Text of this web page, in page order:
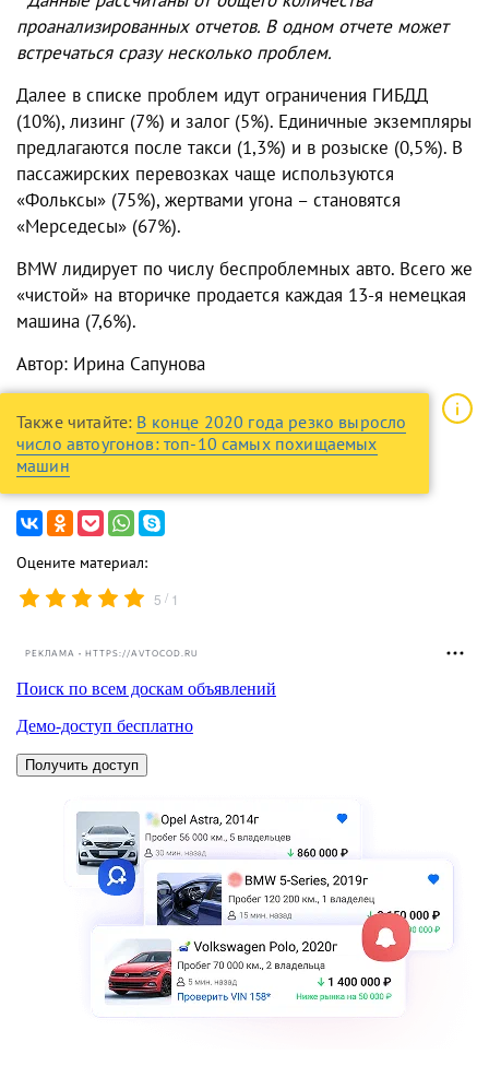
проанализированных отчетов. В одном отчете может
встречаться сразу несколько проблем.
Далее в списке проблем идут ограничения ГИБДД
(10%), лизинг (7%) и залог (5%). Единичные экземпляры
предлагаются после такси (1,3%) и в розыске (0,5%). В
пассажирских перевозках чаще используются
«Фольксы» (75%), жертвами угона – становятся
«Мерседесы» (67%).
BMW лидирует по числу беспроблемных авто. Всего же
«чистой» на вторичке продается каждая 13-я немецкая
машина (7,6%).
Автор: Ирина Сапунова
Также читайте: В конце 2020 года резко выросло
число автоугонов: топ-10 самых похищаемых
машин
Оцените материал:
5 / 1
РЕКЛАМА • HTTPS://AVTOCOD.RU